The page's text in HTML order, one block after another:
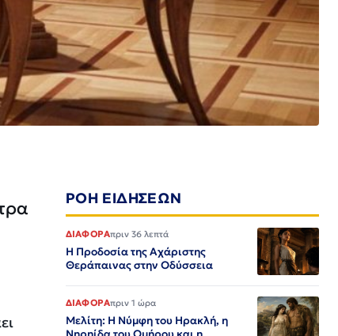
ΡΟΗ ΕΙΔΗΣΕΩΝ
ΔΙΑΦΟΡΑπριν 36 λεπτά
Η Προδοσία της Αχάριστης
Θεράπαινας στην Οδύσσεια
ΔΙΑΦΟΡΑπριν 1 ώρα
Μελίτη: Η Νύμφη του Ηρακλή, η